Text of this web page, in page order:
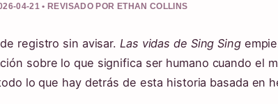
04-21 • REVISADO POR ETHAN COLLINS
registro sin avisar. Las vidas de Sing Sing
sobre lo que significa ser humano cuando el
lo que hay detrás de esta historia basada en